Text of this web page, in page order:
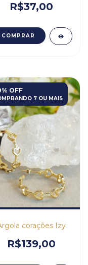
R$37,00
COMPRAR
OFF
7 OU MAIS
corações Izy
R$139,00